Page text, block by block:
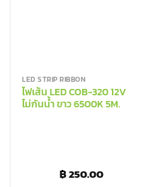
LED STRIP RIBBON
ไฟเส้น LED COB-320 12V
ไม่กันน้ำ ขาว 6500K 5M.
฿250.00